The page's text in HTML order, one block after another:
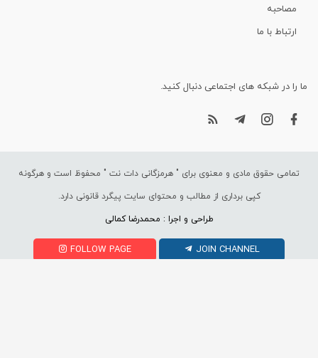
مصاحبه
ارتباط با ما
ما را در شبکه های اجتماعی دنبال کنید.
تمامی حقوق مادی و معنوی برای " هرمزگانی دات نت " محفوظ است و هرگونه
کپی برداری از مطالب و محتوای سایت پیگرد قانونی دارد.
طراحی و اجرا : محمدرضا کمالی
FOLLOW PAGE JOIN CHANNEL